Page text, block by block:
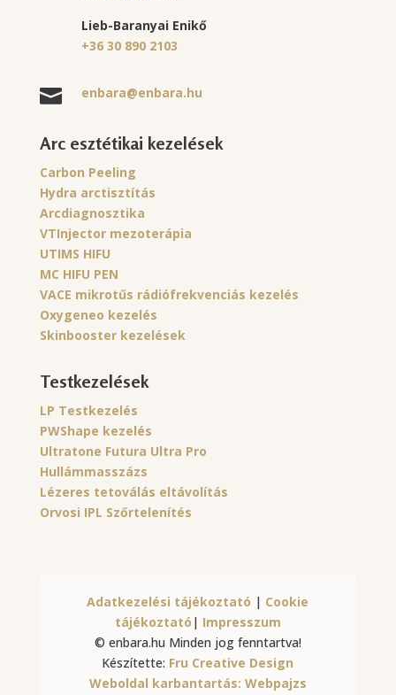
Lieb-Baranyai Enikő
+36 30 890 2103
 enbara@enbara.hu
Arc esztétikai kezelések
Carbon Peeling
Hydra arctisztítás
Arcdiagnosztika
VTInjector mezoterápia
UTIMS HIFU
MC HIFU PEN
VACE mikrotűs rádiófrekvenciás kezelés
Oxygeneo kezelés
Skinbooster kezelések
Testkezelések
LP Testkezelés
PWShape kezelés
Ultratone Futura Ultra Pro
Hullámmasszázs
Lézeres tetoválás eltávolítás
Orvosi IPL Szőrtelenítés
Adatkezelési tájékoztató | Cookie
tájékoztató | Impresszum
© enbara.hu Minden jog fenntartva!
Készítette: Fru Creative Design
Weboldal karbantartás: Webpajzs